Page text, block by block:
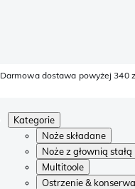
Darmowa dostawa powyżej 340
Kategorie
Noże składane
Noże z głownią stałą
Multitoole
Ostrzenie &